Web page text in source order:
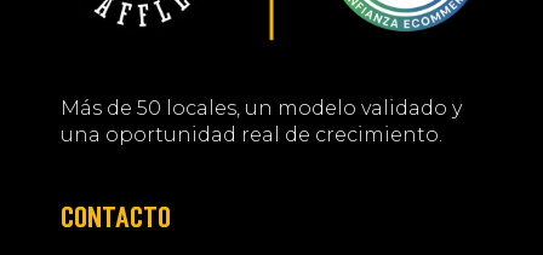
Más de 50 locales, un modelo validado y
una oportunidad real de crecimiento.
CONTACTO